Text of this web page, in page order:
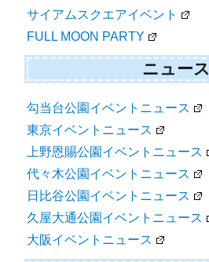
サイアムスクエアイベント
FULL MOON PARTY
ニュース
勾当台公園イベントニュース
東京イベントニュース
上野恩賜公園イベントニュース
代々木公園イベントニュース
日比谷公園イベントニュース
久屋大通公園イベントニュース
大阪イベントニュース